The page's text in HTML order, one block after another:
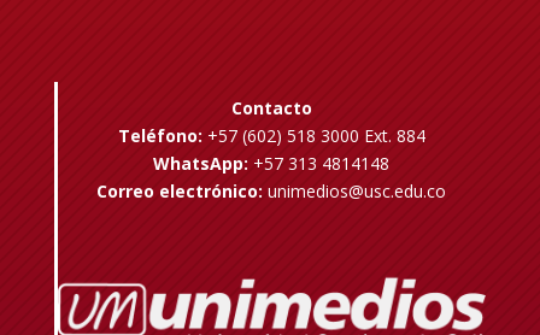
Contacto
Teléfono: +57 (602) 518 3000 Ext. 884
WhatsApp: +57 313 4814148
Correo electrónico: unimedios@usc.edu.co